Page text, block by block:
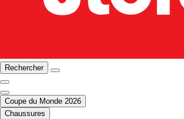
Rechercher
Coupe du Monde 2026
Chaussures